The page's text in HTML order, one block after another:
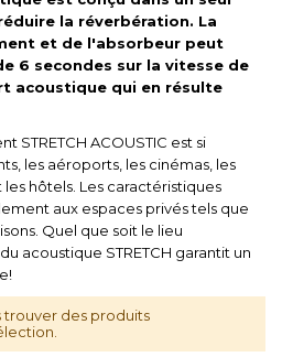
la réverbération. La
et de l'absorbeur peut
6 secondes sur la vitesse de
acoustique qui en résulte
STRETCH ACOUSTIC est si
les aéroports, les cinémas, les
hôtels. Les caractéristiques
aux espaces privés tels que
Quel que soit le lieu
acoustique STRETCH garantit un
trouver des produits